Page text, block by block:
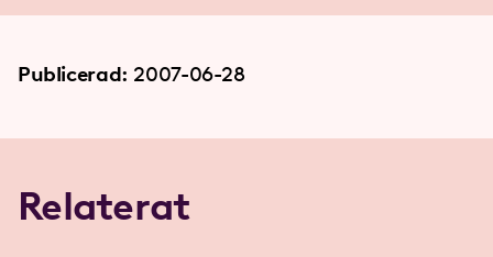
Publicerad: 2007-06-28
Relaterat